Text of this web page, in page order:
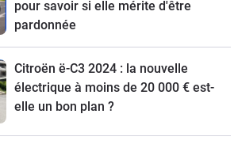
pour savoir si elle mérite d'être
pardonnée
Citroën ë-C3 2024 : la nouvelle
électrique à moins de 20 000 € est-
elle un bon plan ?